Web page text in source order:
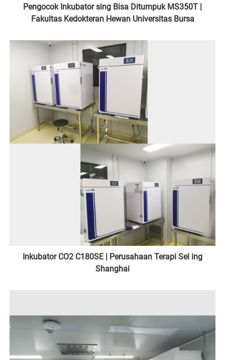
Pengocok Inkubator sing Bisa Ditumpuk MS350T |
Fakultas Kedokteran Hewan Universitas Bursa
Inkubator CO2 C180SE | Perusahaan Terapi Sel ing
Shanghai​